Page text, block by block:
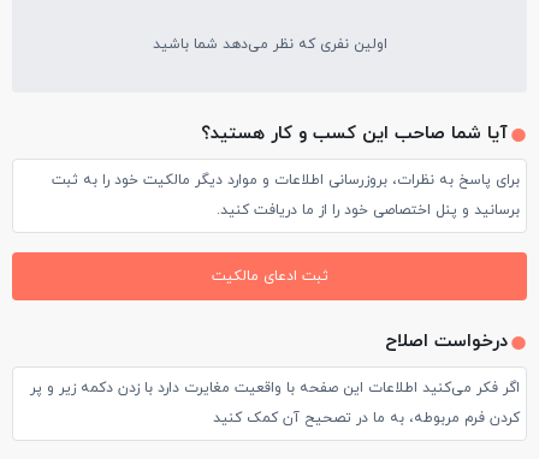
اولین نفری که نظر می‌دهد شما باشید
آیا شما صاحب این کسب و کار هستید؟
برای پاسخ به نظرات، بروزرسانی اطلاعات و موارد دیگر مالکیت خود را به ثبت
برسانید و پنل اختصاصی خود را از ما دریافت کنید.
ثبت ادعای مالکیت
درخواست اصلاح
اگر فکر می‌کنید اطلاعات این صفحه با واقعیت مغایرت دارد با زدن دکمه زیر و پر
کردن فرم مربوطه، به ما در تصحیح آن کمک کنید